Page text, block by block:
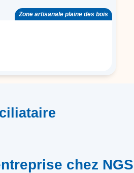
Zone artisanale plaine des bois
chez